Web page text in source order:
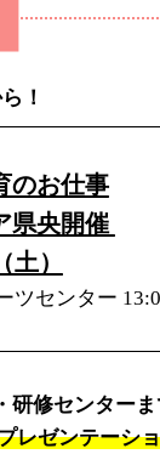
！
のお仕事
県央開催
土）
ツセンター
研修センター
レゼンテーシ